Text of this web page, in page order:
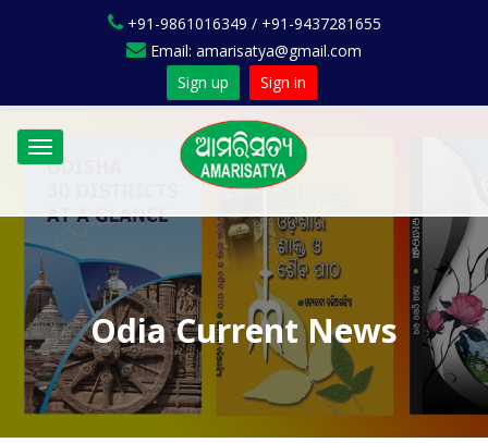
+91-9861016349 / +91-9437281655
Email: amarisatya@gmail.com
Sign up
Sign in
Toggle
navigation
Odia Current News